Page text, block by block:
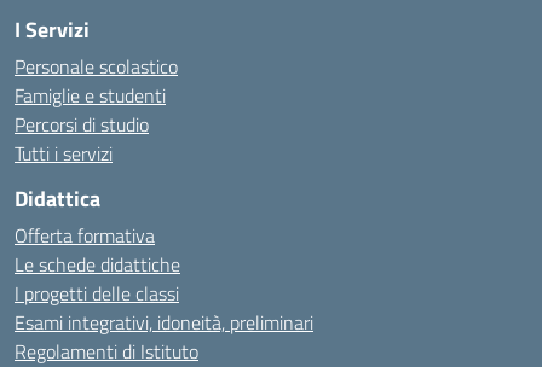
I Servizi
Personale scolastico
Famiglie e studenti
Percorsi di studio
Tutti i servizi
Didattica
Offerta formativa
Le schede didattiche
I progetti delle classi
Esami integrativi, idoneità, preliminari
Regolamenti di Istituto